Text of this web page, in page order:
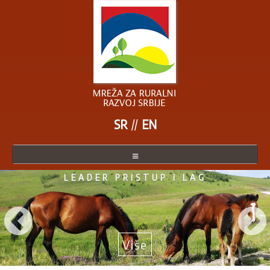
O MREŽI
ČLANICE MREŽE
POSTANITE ČLANICA
AKTUELNO
SR EN
LEADER PRISTUP I LAG
Više